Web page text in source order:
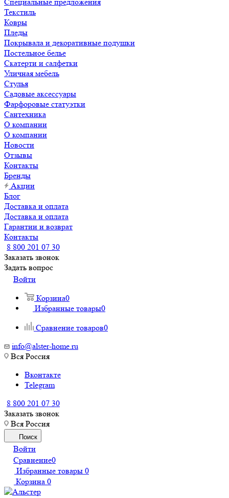
Текстиль
Ковры
Пледы
Покрывала и декоративные подушки
Постельное белье
Скатерти и салфетки
Уличная мебель
Стулья
Садовые аксессуары
Фарфоровые статуэтки
Сантехника
О компании
О компании
Новости
Отзывы
Контакты
Бренды
Акции
Блог
Доставка и оплата
Доставка и оплата
Гарантии и возврат
Контакты
8 800 201 07 30
Заказать звонок
Задать вопрос
Войти
Корзина0
Избранные товары0
Сравнение товаров0
info@alster-home.ru
Вся Россия
Вконтакте
Telegram
8 800 201 07 30
Заказать звонок
Вся Россия
Поиск
Войти
Сравнение0
Избранные товары 0
Корзина 0